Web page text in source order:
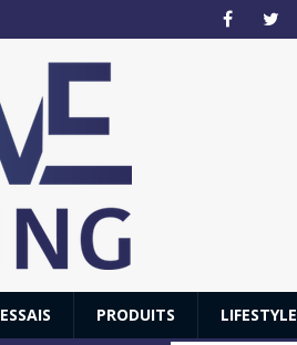
ESSAIS PRODUITS LIFESTYLE